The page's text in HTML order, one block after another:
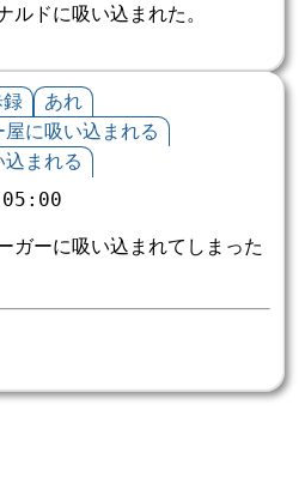
ルドに吸い込まれた。
あれ
に吸い込まれる
まれる
ガーに吸い込まれてしまった